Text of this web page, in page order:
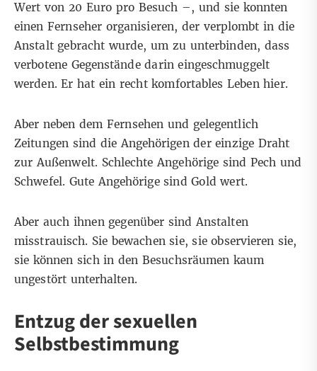
Wert von 20 Euro pro Besuch –, und sie konnten
einen Fernseher organisieren, der verplombt in die
Anstalt gebracht wurde, um zu unterbinden, dass
verbotene Gegenstände darin eingeschmuggelt
werden. Er hat ein recht komfortables Leben hier.
Aber neben dem Fernsehen und gelegentlich
Zeitungen sind die Angehörigen der einzige Draht
zur Außenwelt. Schlechte Angehörige sind Pech und
Schwefel. Gute Angehörige sind Gold wert.
Aber auch ihnen gegenüber sind Anstalten
misstrauisch. Sie bewachen sie, sie observieren sie,
sie können sich in den Besuchsräumen kaum
ungestört unterhalten.
Entzug der sexuellen
Selbstbestimmung